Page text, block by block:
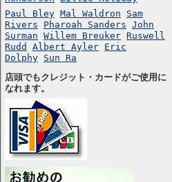
Paul Bley Mal Waldron
Sam
Rivers
Pharoah Sanders John
Surman Willem Breuker Ruswell
Rudd
Albert Ayler Eric
Dolphy Sun Ra
店頭でもクレジット・カードがご使用に
なれます。